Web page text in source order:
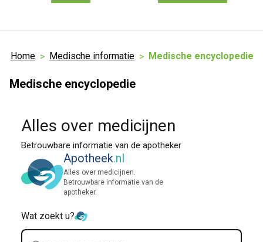
Home Medische informatie Medische encyclopedie
Medische encyclopedie
Alles over medicijnen
Betrouwbare informatie van de apotheker
Apotheek.nl
Alles over medicijnen.
Betrouwbare informatie van de
apotheker.
Wat zoekt u?
Zoek